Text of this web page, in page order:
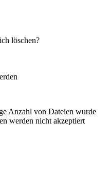
löschen?
Anzahl von Dateien wurde
werden nicht akzeptiert